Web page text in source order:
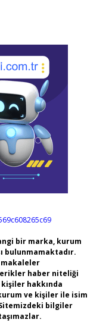
bir marka, kurum
bulunmamaktadır.
makaleler
haber niteliği
hakkında
ve kişiler ile isim
bilgiler